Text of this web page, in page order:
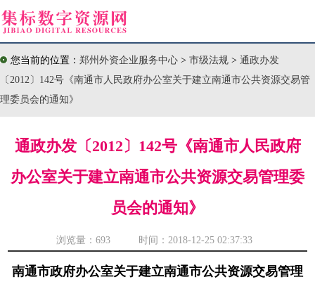
您当前的位置： 郑州外资企业服务中心 > 市级法规 > 通政办发
〔2012〕142号《南通市人民政府办公室关于建立南通市公共资源交易管
理委员会的通知》
通政办发〔2012〕142号《南通市人民政府
办公室关于建立南通市公共资源交易管理委
员会的通知》
浏览量： 693 时间：2018-12-25 02:37:33
南通市政府办公室关于建立南通市公共资源交易管理